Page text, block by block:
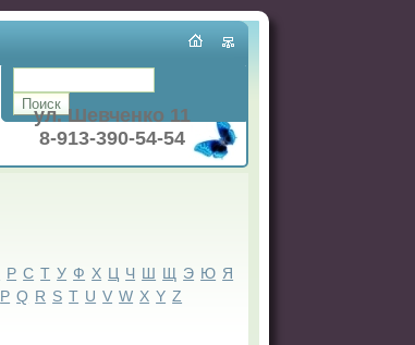
ул. Шевченко 11
8-913-390-54-54
Р С Т У Ф Х Ц Ч Ш Щ Э Ю Я
P Q R S T U V W X Y Z